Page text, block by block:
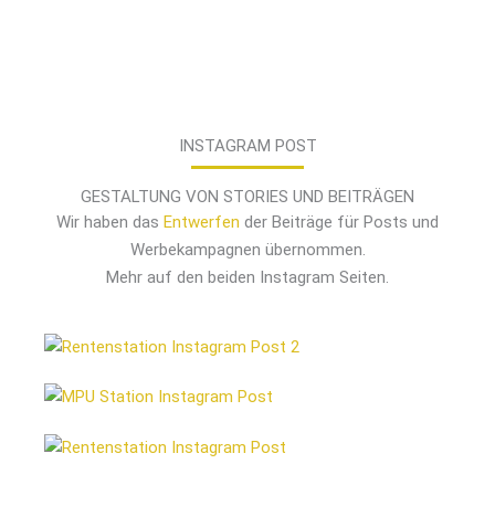
INSTAGRAM POST
GESTALTUNG VON STORIES UND BEITRÄGEN
Wir haben das Entwerfen der Beiträge für Posts und
Werbekampagnen übernommen.
Mehr auf den beiden Instagram Seiten.